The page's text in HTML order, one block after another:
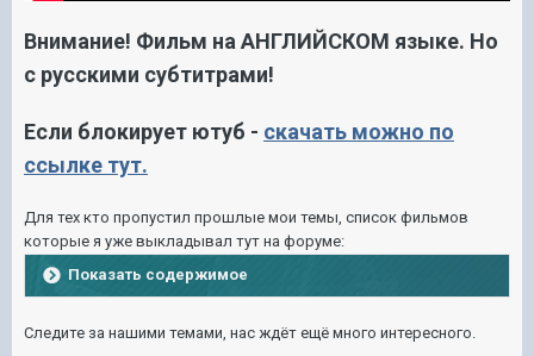
Внимание! Фильм на АНГЛИЙСКОМ языке. Но
с русскими субтитрами!
Если блокирует ютуб - скачать можно по
ссылке тут.
Для тех кто пропустил прошлые мои темы, список фильмов
которые я уже выкладывал тут на форуме:
Показать содержимое
Следите за нашими темами, нас ждёт ещё много интересного.